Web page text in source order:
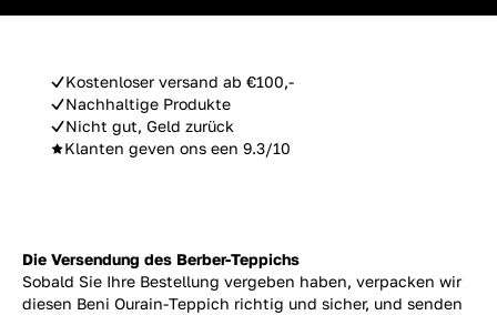
Kostenloser versand ab €100,-
Nachhaltige Produkte
Nicht gut, Geld zurück
Klanten geven ons een 9.3/10
Die Versendung des Berber-Teppichs
Sobald Sie Ihre Bestellung vergeben haben, verpacken wir
diesen Beni Ourain-Teppich richtig und sicher, und senden